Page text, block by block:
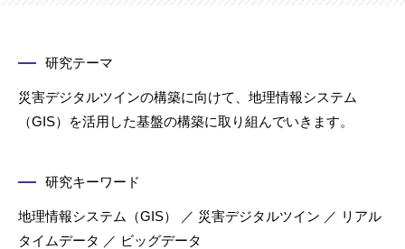
研究テーマ
災害デジタルツインの構築に向けて、地理情報システム
（GIS）を活用した基盤の構築に取り組んでいきます。
研究キーワード
地理情報システム（GIS） ／ 災害デジタルツイン ／ リアル
タイムデータ ／ ビッグデータ